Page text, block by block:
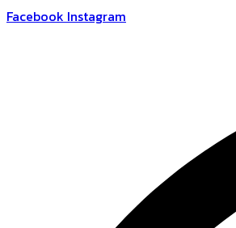
跳
Facebook Instagram